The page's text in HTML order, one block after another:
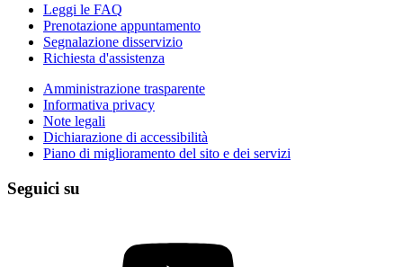
Leggi le FAQ
Prenotazione appuntamento
Segnalazione disservizio
Richiesta d'assistenza
Amministrazione trasparente
Informativa privacy
Note legali
Dichiarazione di accessibilità
Piano di miglioramento del sito e dei servizi
Seguici su